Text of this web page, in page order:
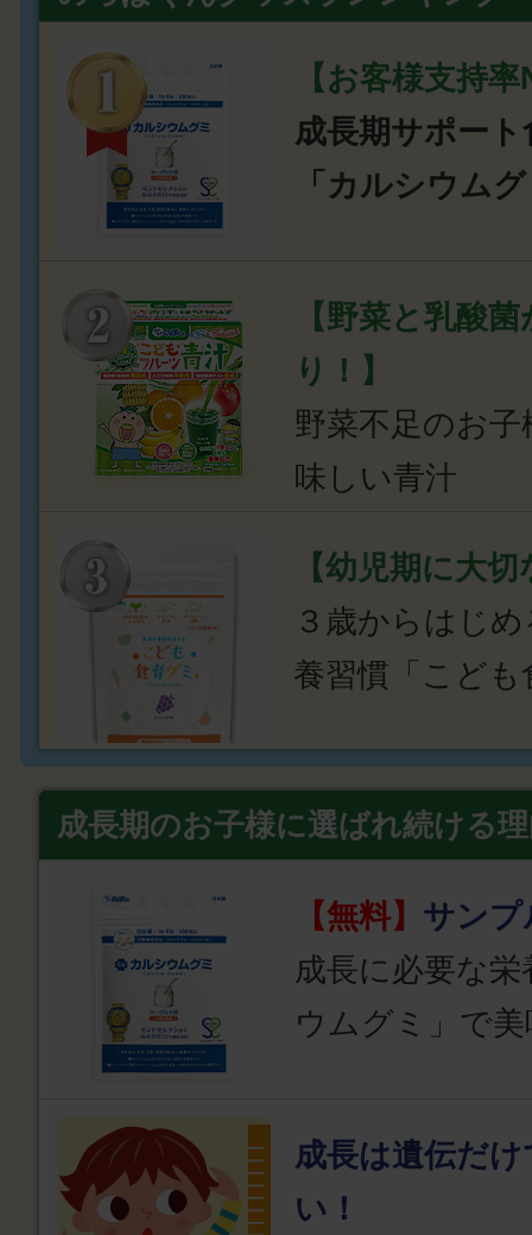
【お客様支持
成長期サポート
「カルシウム
【野菜と乳酸
り！】
野菜不足のお
味しい青汁
【幼児期に大
３歳からはじ
養習慣「こども
成長期のお子様に選ばれ続ける
【無料】 サンプ
成長に必要な
ウムグミ」で
成長は遺伝だ
い！